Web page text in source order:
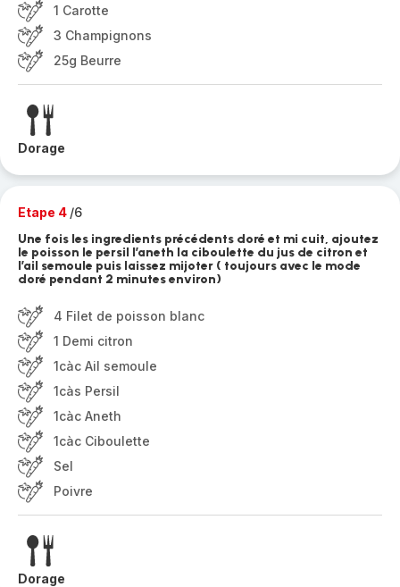
1 Carotte
3 Champignons
25g Beurre
Dorage
Etape 4 /6
Une fois les ingredients précédents doré et mi cuit, ajoutez
le poisson le persil l’aneth la ciboulette du jus de citron et
l’ail semoule puis laissez mijoter ( toujours avec le mode
doré pendant 2 minutes environ)
4 Filet de poisson blanc
1 Demi citron
1càc Ail semoule
1càs Persil
1càc Aneth
1càc Ciboulette
Sel
Poivre
Dorage